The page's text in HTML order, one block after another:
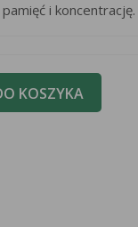
i koncentrację.
KOSZYKA